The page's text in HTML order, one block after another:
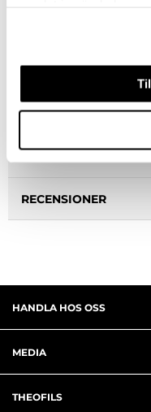
SPECIFIKATION
RECENSIONER
HANDLA HOS OSS
MEDIA
THEOFILS